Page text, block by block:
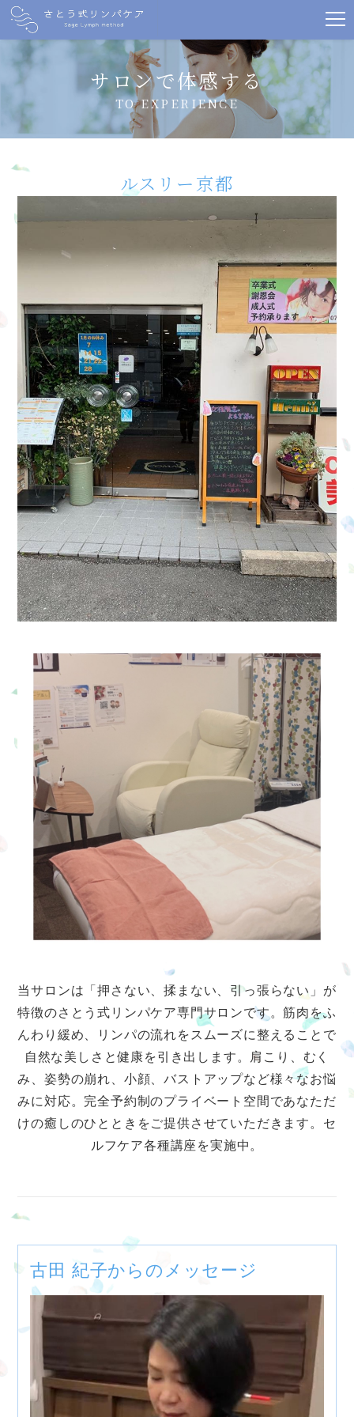
サロンで体感する
TO EXPERIENCE
ルスリー京都
当サロンは「押さない、揉まない、引っ張らない」が
特徴のさとう式リンパケア専門サロンです。筋肉をふ
んわり緩め、リンパの流れをスムーズに整えることで
自然な美しさと健康を引き出します。肩こり、むく
み、姿勢の崩れ、小顔、バストアップなど様々なお悩
みに対応。完全予約制のプライベート空間であなただ
けの癒しのひとときをご提供させていただきます。セ
ルフケア各種講座を実施中。
古田 紀子からのメッセージ